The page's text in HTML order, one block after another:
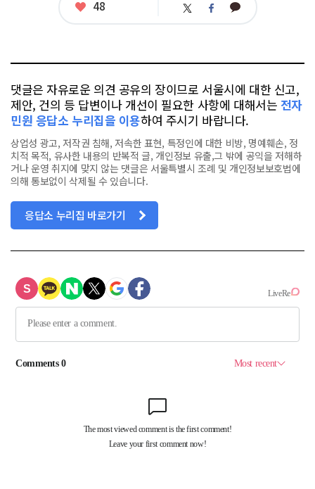
좋
48 트 페 카
댓글은 자유로운 의견 공유의 장이므로 서울시에 대한 신고,
제안, 건의 등 답변이나 개선이 필요한 사항에 대해서는 전자
민원 응답소 누리집을 이용하여 주시기 바랍니다.
상업성 광고, 저작권 침해, 저속한 표현, 특정인에 대한 비방, 명예훼손, 정
치적 목적, 유사한 내용의 반복적 글, 개인정보 유출,그 밖에 공익을 저해하
거나 운영 취지에 맞지 않는 댓글은 서울특별시 조례 및 개인정보보호법에
의해 통보없이 삭제될 수 있습니다.
응답소 누리집 바로가기